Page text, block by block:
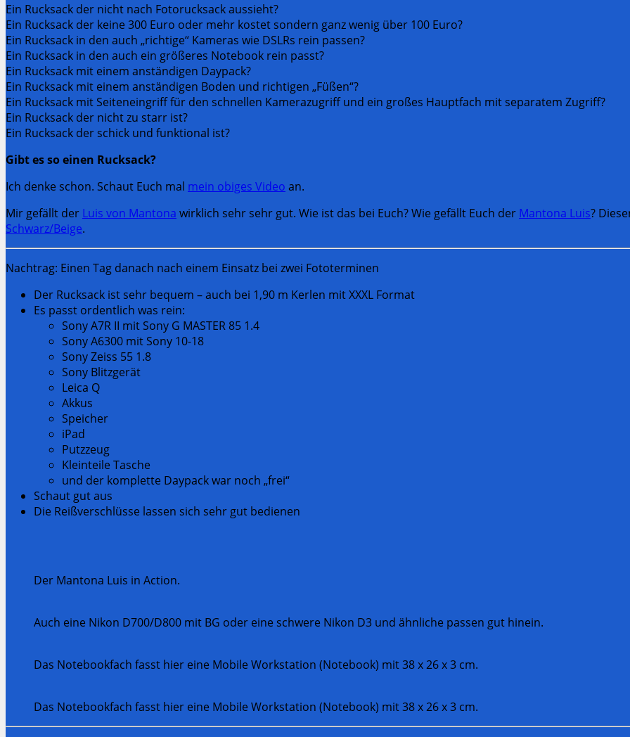
Ein Rucksack der nicht nach Fotorucksack aussieht?
Ein Rucksack der keine 300 Euro oder mehr kostet sondern ganz wenig über 100 Euro?
Ein Rucksack in den auch „richtige“ Kameras wie DSLRs rein passen?
Ein Rucksack in den auch ein größeres Notebook rein passt?
Ein Rucksack mit einem anständigen Daypack?
Ein Rucksack mit einem anständigen Boden und richtigen „Füßen“?
Ein Rucksack mit Seiteneingriff für den schnellen Kamerazugriff und ein großes Hauptfach mit separatem Zugriff?
Ein Rucksack der nicht zu starr ist?
Ein Rucksack der schick und funktional ist?
Gibt es so einen Rucksack?
Ich denke schon. Schaut Euch mal mein obiges Video an.
Mir gefällt der Luis von Mantona wirklich sehr sehr gut. Wie ist das bei Euch? Wie gefällt Euch der Mantona Luis?
Schwarz/Beige.
Nachtrag: Einen Tag danach nach einem Einsatz bei zwei Fototerminen
Der Rucksack ist sehr bequem – auch bei 1,90 m Kerlen mit XXXL Format
Es passt ordentlich was rein:
Sony A7R II mit Sony G MASTER 85 1.4
Sony A6300 mit Sony 10-18
Sony Zeiss 55 1.8
Sony Blitzgerät
Leica Q
Akkus
Speicher
iPad
Putzzeug
Kleinteile Tasche
und der komplette Daypack war noch „frei“
Schaut gut aus
Die Reißverschlüsse lassen sich sehr gut bedienen
Der Mantona Luis in Action.
Auch eine Nikon D700/D800 mit BG oder eine schwere Nikon D3 und ähnliche passen gut hinein.
Das Notebookfach fasst hier eine Mobile Workstation (Notebook) mit 38 x 26 x 3 cm.
Das Notebookfach fasst hier eine Mobile Workstation (Notebook) mit 38 x 26 x 3 cm.